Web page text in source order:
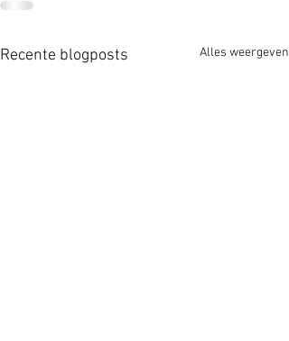
Recente blogposts Alles weergeven